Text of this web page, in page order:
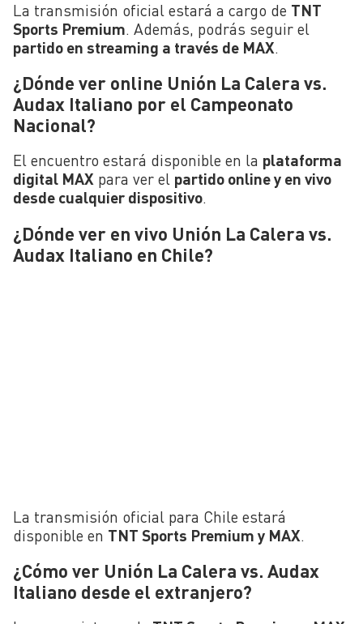
La transmisión oficial estará a cargo de TNT
Sports Premium. Además, podrás seguir el
partido en streaming a través de MAX.
¿Dónde ver online Unión La Calera vs.
Audax Italiano por el Campeonato
Nacional?
El encuentro estará disponible en la plataforma
digital MAX para ver el partido online y en vivo
desde cualquier dispositivo.
¿Dónde ver en vivo Unión La Calera vs.
Audax Italiano en Chile?
La transmisión oficial para Chile estará
disponible en TNT Sports Premium y MAX.
¿Cómo ver Unión La Calera vs. Audax
Italiano desde el extranjero?